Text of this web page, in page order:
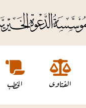
الفتاوى الخطب